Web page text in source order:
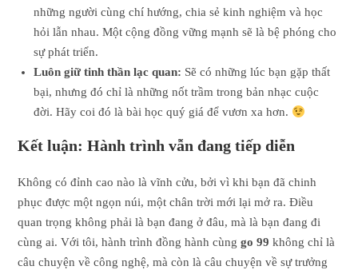
những người cùng chí hướng, chia sẻ kinh nghiệm và học
hỏi lẫn nhau. Một cộng đồng vững mạnh sẽ là bệ phóng cho
sự phát triển.
Luôn giữ tinh thần lạc quan: Sẽ có những lúc bạn gặp thất
bại, nhưng đó chỉ là những nốt trầm trong bản nhạc cuộc
đời. Hãy coi đó là bài học quý giá để vươn xa hơn.
Kết luận: Hành trình vẫn đang tiếp diễn
Không có đỉnh cao nào là vĩnh cửu, bởi vì khi bạn đã chinh
phục được một ngọn núi, một chân trời mới lại mở ra. Điều
quan trọng không phải là bạn đang ở đâu, mà là bạn đang đi
cùng ai. Với tôi, hành trình đồng hành cùnggo 99 không chỉ là
câu chuyện về công nghệ, mà còn là câu chuyện về sự trưởng